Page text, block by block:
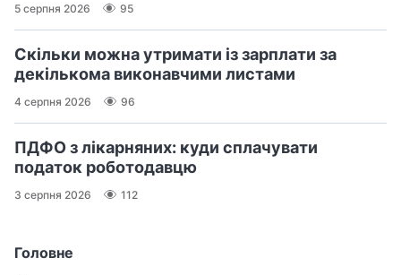
Головне
5 серпня 2026 95
Скільки можна утримати із зарплати за
декількома виконавчими листами
4 серпня 2026 96
ПДФО з лікарняних: куди сплачувати
податок роботодавцю
3 серпня 2026 112